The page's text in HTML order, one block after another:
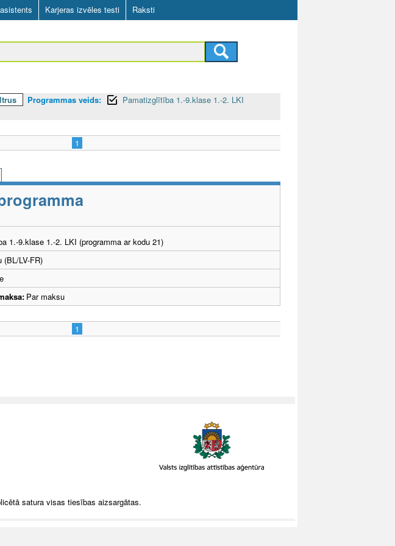
Karjeras izvēles testi Raksti
Programmas veids:
Pamatizglītība 1.-9.klase 1.-2. LKI
1
1.-9.klase 1.-2. LKI (programma ar kodu 21)
LV-FR)
Par maksu
1
satura visas tiesības aizsargātas.